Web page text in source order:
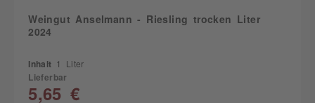
Weingut Anselmann - Riesling trocken Liter
2024
Inhalt 1 Liter
Lieferbar
5,65 €